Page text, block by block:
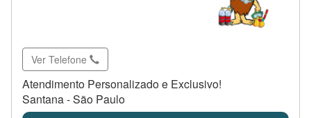
Ver Telefone
Atendimento Personalizado e Exclusivo!
Santana - São Paulo